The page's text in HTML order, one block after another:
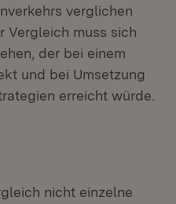
verglichen
Vergleich muss sich
der bei einem
und bei Umsetzung
erreicht würde.
nicht einzelne